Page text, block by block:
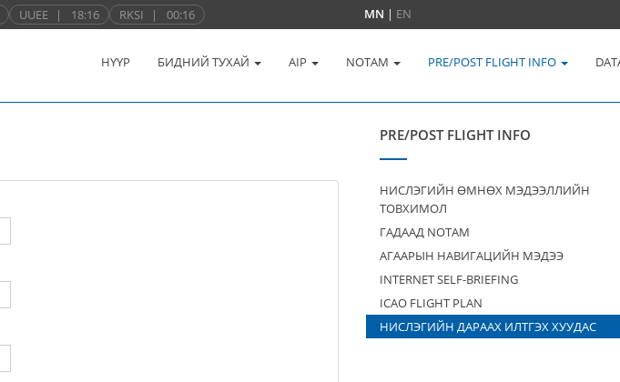
UUEE | 18:16 RKSI | 00:16 MN | EN
НҮҮР БИДНИЙ ТУХАЙ AIP NOTAM PRE/POST FLIGHT INFO
PRE/POST FLIGHT INFO
НИСЛЭГИЙН ӨМНӨХ МЭДЭЭЛЛИЙН
ТОВХИМОЛ
ГАДААД NOTAM
АГААРЫН НАВИГАЦИЙН МЭДЭЭ
INTERNET SELF-BRIEFING
ICAO FLIGHT PLAN
НИСЛЭГИЙН ДАРААХ ИЛТГЭХ ХУУДАС